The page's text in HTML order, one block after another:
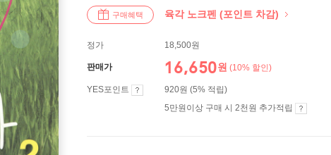
구매혜택 육각 노크펜 (포인트 차감)
정가 18,500원
판매가 16,650원 (10% 할인)
YES포인트
920원 (5% 적립)
5만원이상 구매 시 2천원 추가적립